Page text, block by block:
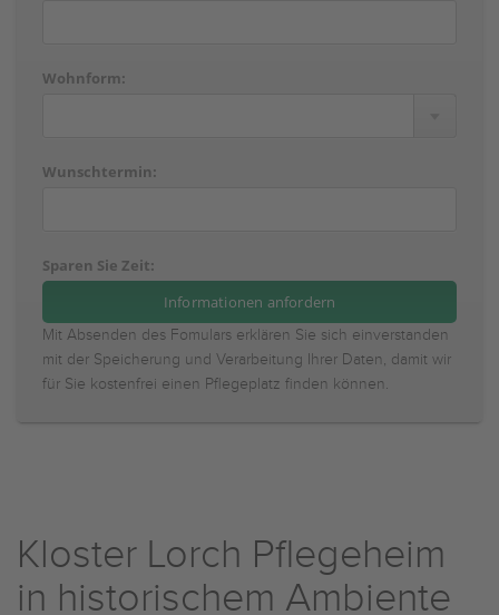
Wohnform:
Wunschtermin:
Sparen Sie Zeit:
Mit Absenden des Fomulars erklären Sie sich einverstanden
mit der Speicherung und Verarbeitung Ihrer Daten, damit wir
für Sie kostenfrei einen Pflegeplatz finden können.
Kloster Lorch Pflegeheim
in historischem Ambiente